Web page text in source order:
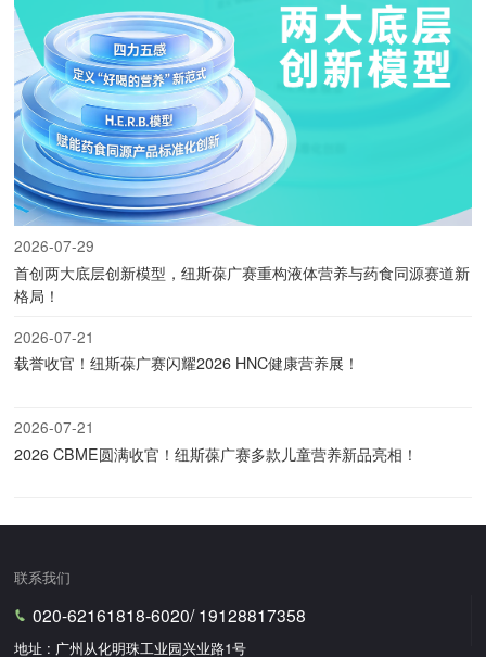
2026-07-29
首创两大底层创新模型，纽斯葆广赛重构液体营养与药食同源赛道新
格局！
2026-07-21
载誉收官！纽斯葆广赛闪耀2026 HNC健康营养展！
2026-07-21
2026 CBME圆满收官！纽斯葆广赛多款儿童营养新品亮相！
联系我们
020-62161818-6020/ 19128817358
地址 : 广州从化明珠工业园兴业路1号